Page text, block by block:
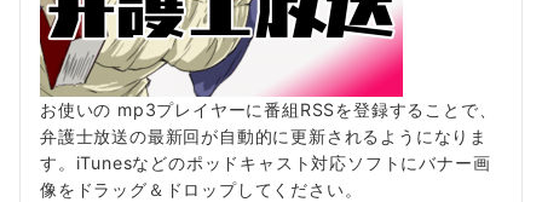
お使いの mp3プレイヤーに番組RSSを登録することで、
弁護士放送の最新回が自動的に更新されるようになりま
す。iTunesなどのポッドキャスト対応ソフトにバナー画
像をドラッグ＆ドロップしてください。